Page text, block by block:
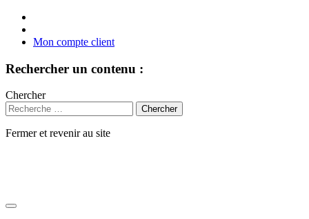
Mon compte client
Rechercher un contenu :
Chercher
Fermer et revenir au site